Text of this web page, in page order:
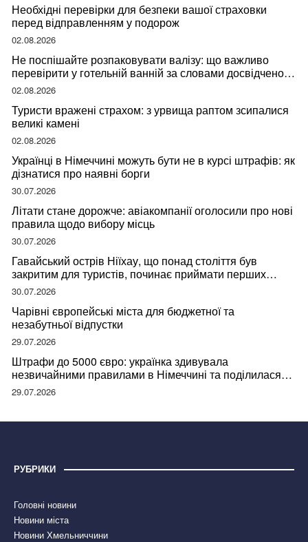
Необхідні перевірки для безпеки вашої страховки
перед відправленням у подорож
02.08.2026
Не поспішайте розпаковувати валізу: що важливо
перевірити у готельній ванній за словами досвідченої
мандрівниці
02.08.2026
Туристи вражені страхом: з урвища раптом зсипалися
великі камені
02.08.2026
Українці в Німеччині можуть бути не в курсі штрафів: як
дізнатися про наявні борги
30.07.2026
Літати стане дорожче: авіакомпанії оголосили про нові
правила щодо вибору місць
30.07.2026
Гавайський острів Ніїхау, що понад століття був
закритим для туристів, починає приймати перших
відвідувачів
30.07.2026
Чарівні європейські міста для бюджетної та
незабутньої відпустки
29.07.2026
Штрафи до 5000 євро: українка здивувала
незвичайними правилами в Німеччині та поділилася
правдою
29.07.2026
РУБРИКИ
Головні новини
Новини міста
Новини Хмельниччини